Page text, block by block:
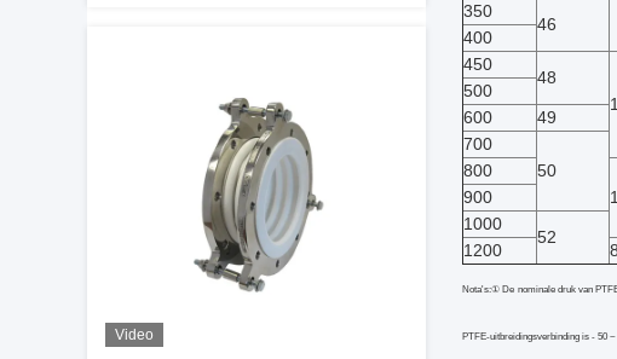
Video
350
46
400
450
48
500
600
49
700
50
800
900
1000
52
1200 8
Nota's:① De nominale druk van
PTFE-uitbreidingsverbinding is - 50